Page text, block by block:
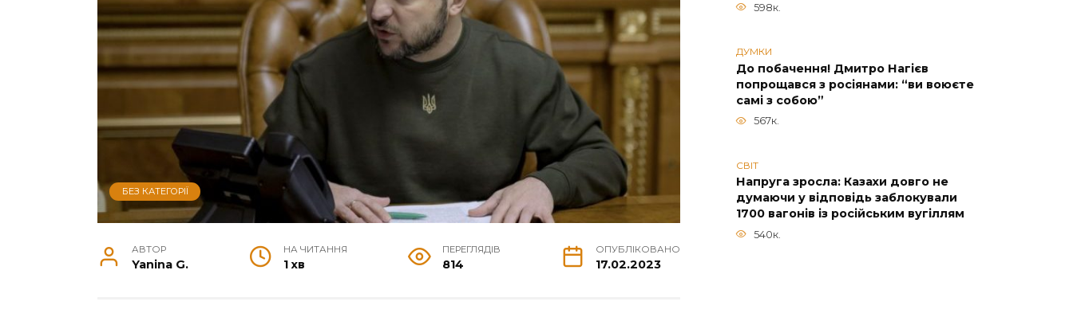
БЕЗ КАТЕГОРІЇ
АВТОР
Yanina G.
НА ЧИТАННЯ
1 хв
ПЕРЕГЛЯДІВ
814
ОПУБЛІКОВАНО
17.02.2023
598к.
ДУМКИ
До побачення! Дмитро Нагієв
попрощався з росіянами: “ви воюєте
самі з собою”
567к.
СВІТ
Напруга зросла: Казахи довго не
думаючи у відповідь заблокували
1700 вагонів із російським вугіллям
540к.